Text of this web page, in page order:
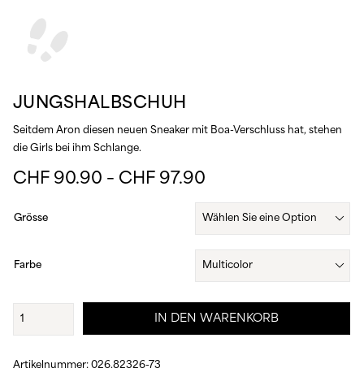
JUNGSHALBSCHUH
Seitdem Aron diesen neuen Sneaker mit Boa-Verschluss hat, stehen
die Girls bei ihm Schlange.
CHF 90.90 – CHF 97.90
bis
CHF 97.90
Grösse
Farbe
Jungshalbschuh
Menge
IN DEN WARENKORB
Artikelnummer: 026.82326-73